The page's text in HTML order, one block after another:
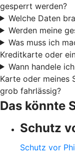
gesperrt werden?
Welche Daten
Werden meine
Was muss ich
Kreditkarte oder
Wann handele
Karte oder meines
grob fahrlässig?
Das könnte
Schutz
Schutz vor